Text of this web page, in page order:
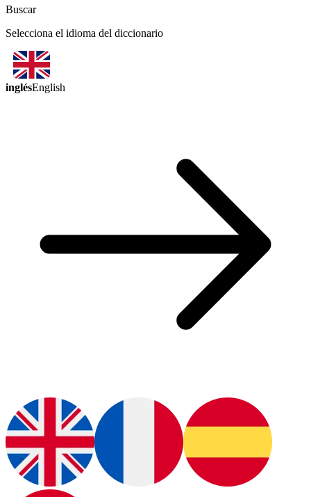
Buscar
Selecciona el idioma del diccionario
inglésEnglish